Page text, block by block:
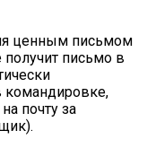
ценным письмом
получит письмо в
командировке,
почту за